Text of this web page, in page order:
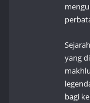
yang
bagi